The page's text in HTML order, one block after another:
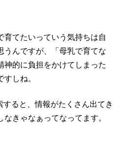
育てたいっていう気持ちは自
うんですが、「母乳で育てな
神的に負担をかけてしまった
すしね。
すると、情報がたくさん出てき
なきゃなぁってなってます。